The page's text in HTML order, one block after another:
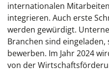
internationalen
integrieren. Auch erste
werden gewürdigt.
Branchen sind
bewerben. Im Jahr 2024
von der